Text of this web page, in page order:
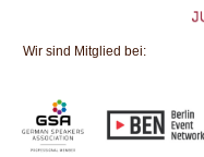
Wir sind Mitglied bei: